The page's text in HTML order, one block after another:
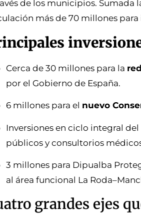
de los municipios. Sumada
más de 70 millones para
Cerca de 30 millones para la
por el Gobierno de España.
6 millones para el nuevo
Inversiones en ciclo integral
públicos y consultorios
3 millones para Dipualba
al área funcional La
grandes ejes